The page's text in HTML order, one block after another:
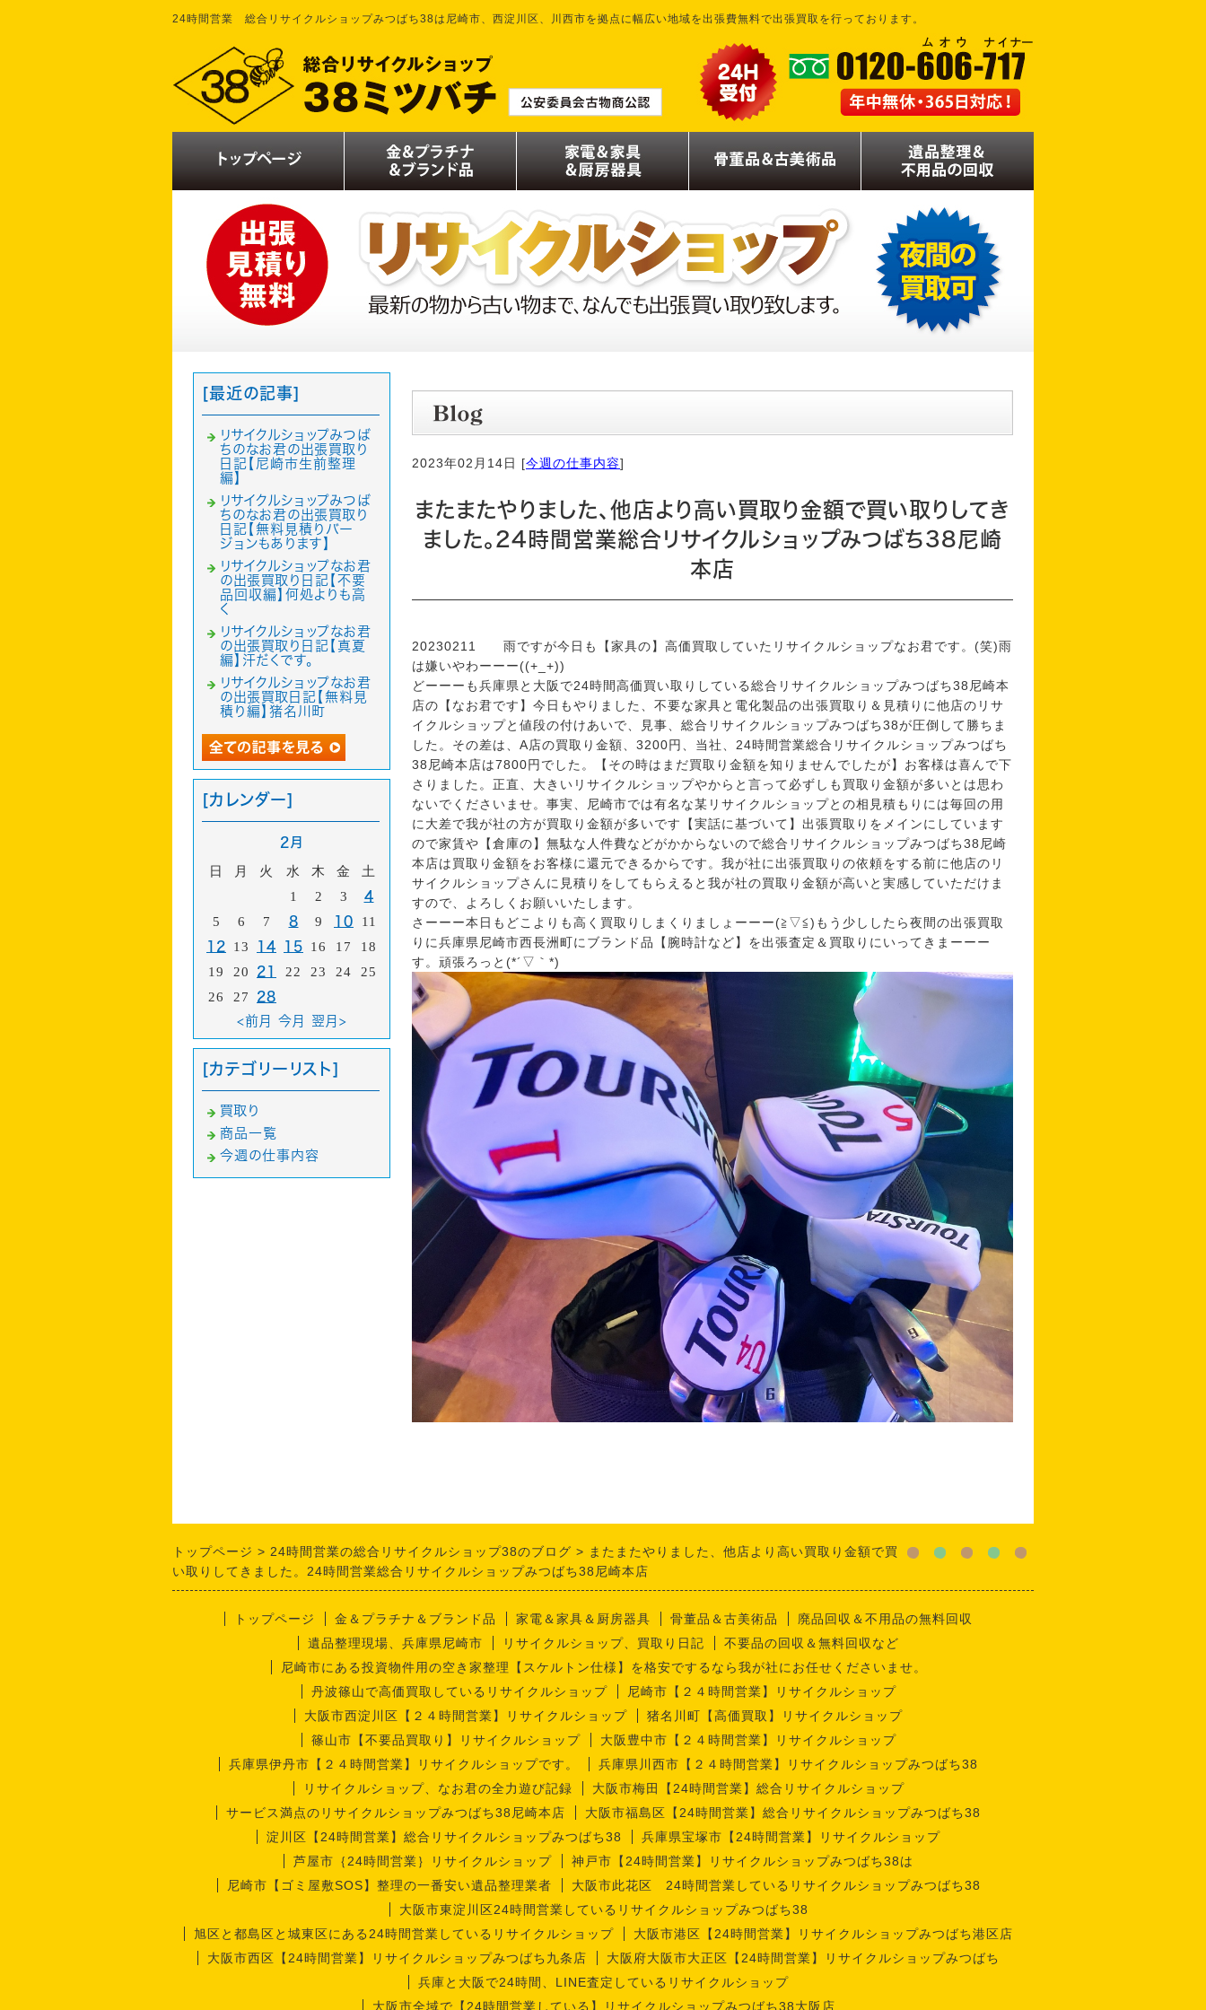
24時間営業 総合リサイクルショップみつばち38は尼崎市、西淀川区、川西市を拠点に幅広い地域を出張費無料で出張買取を行っております。
2023年02月14日 [今週の仕事内容]
またまたやりました、他店より高い買取り金額で買い取りしてき
ました。24時間営業総合リサイクルショップみつばち38尼崎
本店
20230211 雨ですが今日も【家具の】高価買取していたリサイクルショップなお君です。(笑)雨
は嫌いやわーーー((+_+))
どーーーも兵庫県と大阪で24時間高価買い取りしている総合リサイクルショップみつばち38尼崎本
店の【なお君です】今日もやりました、不要な家具と電化製品の出張買取り＆見積りに他店のリサ
イクルショップと値段の付けあいで、見事、総合リサイクルショップみつばち38が圧倒して勝ちま
した。その差は、A店の買取り金額、3200円、当社、24時間営業総合リサイクルショップみつばち
38尼崎本店は7800円でした。【その時はまだ買取り金額を知りませんでしたが】お客様は喜んで下
さりました。正直、大きいリサイクルショップやからと言って必ずしも買取り金額が多いとは思わ
ないでくださいませ。事実、尼崎市では有名な某リサイクルショップとの相見積もりには毎回の用
に大差で我が社の方が買取り金額が多いです【実話に基づいて】出張買取りをメインにしています
ので家賃や【倉庫の】無駄な人件費などがかからないので総合リサイクルショップみつばち38尼崎
本店は買取り金額をお客様に還元できるからです。我が社に出張買取りの依頼をする前に他店のリ
サイクルショップさんに見積りをしてもらえると我が社の買取り金額が高いと実感していただけま
すので、よろしくお願いいたします。
さーーー本日もどこよりも高く買取りしまくりましょーーー(≧▽≦)もう少ししたら夜間の出張買取
りに兵庫県尼崎市西長洲町にブランド品【腕時計など】を出張査定＆買取りにいってきまーーー
す。頑張ろっと(*´▽｀*)
[最近の記事]
リサイクルショップみつば
ちのなお君の出張買取り
日記【尼崎市生前整理
編】
リサイクルショップみつば
ちのなお君の出張買取り
日記【無料見積りバー
ジョンもあります】
リサイクルショップなお君
の出張買取り日記【不要
品回収編】何処よりも高
く
リサイクルショップなお君
の出張買取り日記【真夏
編】汗だくです。
リサイクルショップなお君
の出張買取日記【無料見
積り編】猪名川町
[カレンダー]
2月
日 月 火 水 木 金
土
1
2 3 4
5 6 7 8 9 10 11
12 13 14 15 16 17
18
19
20 21 22 23 24
25
26
27
28
<前月
今月 翌月>
[カテゴリーリスト]
買取り
商品一覧
今週の仕事内容
トップページ 24時間営業の総合リサイクルショップ38のブログ
またまたやりました、他店より高い買取り金額で買
い取りしてきました。24時間営業総合リサイクルショップみつばち38尼崎本店
トップページ 金＆プラチナ＆ブランド品 家電＆家具＆厨房器具 骨董品＆古美術品
廃品回収＆不用品の無料回収
遺品整理現場、兵庫県尼崎市
リサイクルショップ、買取り日記
不要品の回収＆無料回収など
尼崎市にある投資物件用の空き家整理【スケルトン仕様】を格安でするなら我が社にお任せくださいませ。
丹波篠山で高価買取しているリサイクルショップ
尼崎市【２４時間営業】リサイクルショップ
大阪市西淀川区【２４時間営業】リサイクルショップ
猪名川町【高価買取】リサイクルショップ
篠山市【不要品買取り】リサイクルショップ
大阪豊中市【２４時間営業】リサイクルショップ
兵庫県伊丹市【２４時間営業】リサイクルショップです。
兵庫県川西市【２４時間営業】リサイクルショップみつばち38
リサイクルショップ、なお君の全力遊び記録
大阪市梅田【24時間営業】総合リサイクルショップ
サービス満点のリサイクルショップみつばち38尼崎本店
大阪市福島区【24時間営業】総合リサイクルショップみつばち38
淀川区【24時間営業】総合リサイクルショップみつばち38
兵庫県宝塚市【24時間営業】リサイクルショップ
芦屋市｛24時間営業｝リサイクルショップ
神戸市【24時間営業】リサイクルショップみつばち38は
尼崎市【ゴミ屋敷SOS】整理の一番安い遺品整理業者
大阪市此花区 24時間営業しているリサイクルショップみつばち38
大阪市東淀川区24時間営業しているリサイクルショップみつばち38
旭区と都島区と城東区にある24時間営業しているリサイクルショップ
大阪市港区【24時間営業】リサイクルショップみつばち港区店
大阪市西区【24時間営業】リサイクルショップみつばち九条店
大阪府大阪市大正区【24時間営業】リサイクルショップみつばち
兵庫と大阪で24時間、LINE査定しているリサイクルショップ
大阪市全域で【24時間営業している】リサイクルショップみつばち38大阪店